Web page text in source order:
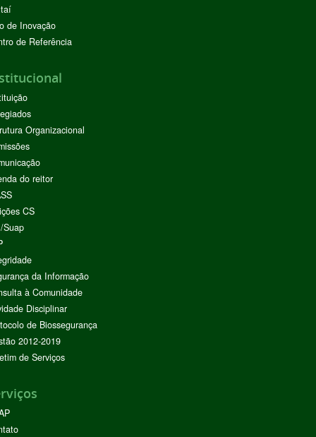
de Inovação
de Referência
Organizacional
do reitor
CS
Suap
da Informação
à Comunidade
Disciplinar
de Biossegurança
2012-2019
de Serviços